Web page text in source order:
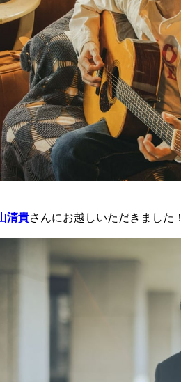
清貴さんにお越しいただきました！